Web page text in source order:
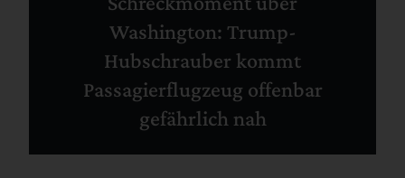
Washington: Trump-
Hubschrauber kommt
Passagierflugzeug offenbar
gefährlich nah